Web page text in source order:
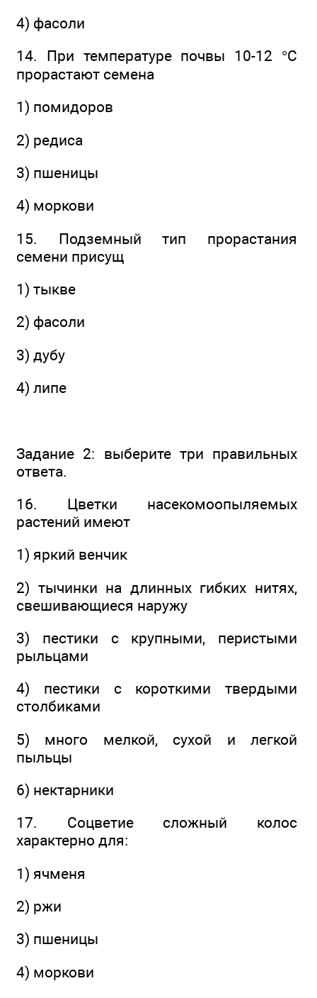
4) фасоли
14. При температуре почвы 10-12 °С
прорастают семена
1) помидоров
2) редиса
3) пшеницы
4) моркови
15. Подземный тип прорастания
семени присущ
1) тыкве
2) фасоли
3) дубу
4) липе
Задание 2: выберите три правильных
ответа.
16. Цветки насекомоопыляемых
растений имеют
1) яркий венчик
2) тычинки на длинных гибких нитях,
свешивающиеся наружу
3) пестики с крупными, перистыми
рыльцами
4) пестики с короткими твердыми
столбиками
5) много мелкой, сухой и легкой
пыльцы
6) нектарники
17. Соцветие сложный колос
характерно для:
1) ячменя
2) ржи
3) пшеницы
4) моркови